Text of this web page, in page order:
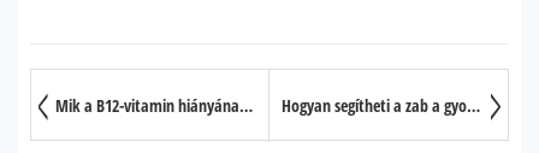
Mik a B12-vitamin hiányának legfontosabb jelei? Hogyan segítheti a zab a gyors és egészséges fogyást?